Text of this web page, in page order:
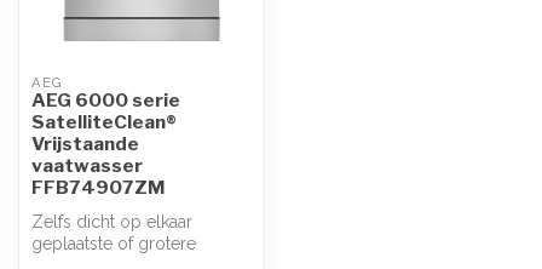
AEG
AEG 6000 serie
SatelliteClean®
Vrijstaande
vaatwasser
FFB74907ZM
Zelfs dicht op elkaar
geplaatste of grotere